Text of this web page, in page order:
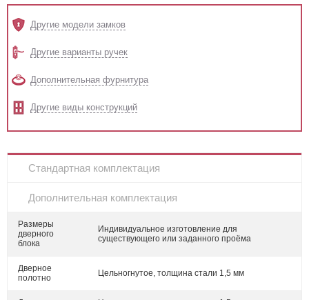
Другие модели замков
Другие варианты ручек
Дополнительная фурнитура
Другие виды конструкций
Стандартная комплектация
Дополнительная комплектация
Размеры
дверного
блока
Индивидуальное изготовление для
существующего или заданного проёма
Дверное
полотно
Цельногнутое, толщина стали 1,5 мм